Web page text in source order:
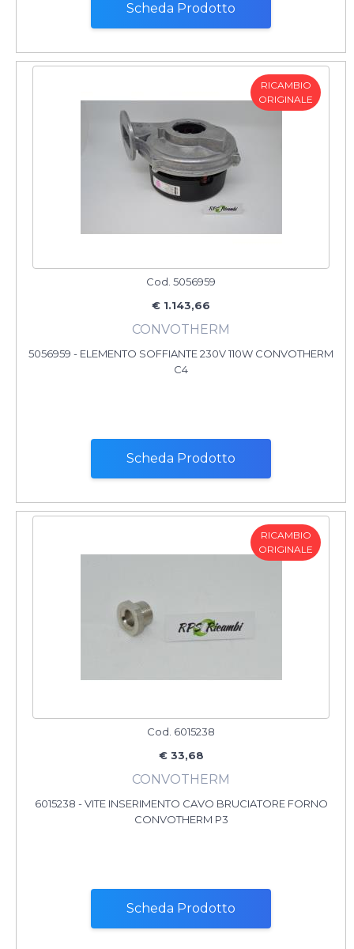
Scheda Prodotto
RICAMBIO
ORIGINALE
Cod. 5056959
€ 1.143,66
CONVOTHERM
5056959 - ELEMENTO SOFFIANTE 230V 110W CONVOTHERM
C4
Scheda Prodotto
RICAMBIO
ORIGINALE
Cod. 6015238
€ 33,68
CONVOTHERM
6015238 - VITE INSERIMENTO CAVO BRUCIATORE FORNO
CONVOTHERM P3
Scheda Prodotto